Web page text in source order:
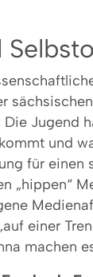
Jugend
und
für einen
„hippen“
einer
machen